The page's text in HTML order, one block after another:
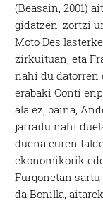
(Beasain, 2001)
gidatzen, zortzi
Moto Des
zirkuituan, eta
nahi du datorren
erabaki Conti
ala ez, baina,
jarraitu nahi
duena euren
ekonomikorik
Furgonetan
da Bonilla,